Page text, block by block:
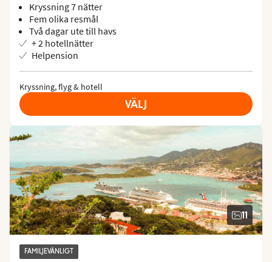
Kryssning 7 nätter
Fem olika resmål
Två dagar ute till havs
+ 2 hotellnätter
Helpension
Kryssning, flyg & hotell
VÄLJ
11
FAMILJEVÄNLIGT